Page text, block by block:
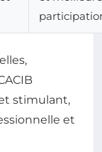
stimulant,
et